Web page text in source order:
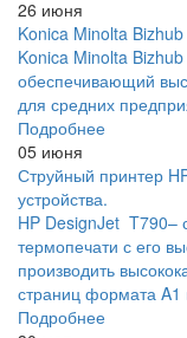
26 июня
Konica Minolta Bizhub
Konica Minolta
обеспечивающий
для средних
Подробнее
05 июня
Струйный принтер
устройства.
HP DesignJet T790–
термопечати с его
производить
страниц формата A1
Подробнее